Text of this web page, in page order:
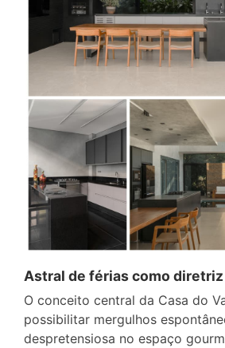
Astral de férias como
O conceito central da Casa do
possibilitar mergulhos
despretensiosa no espaço